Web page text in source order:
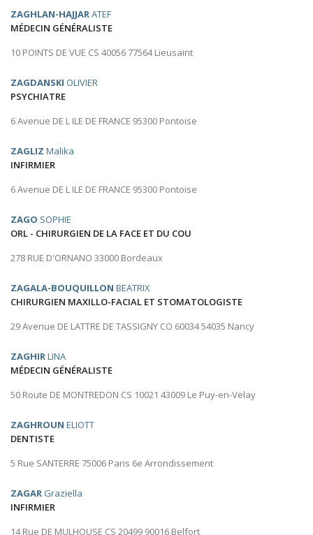
ZAGHLAN-HAJJARATEF
MÉDECIN GÉNÉRALISTE
10 POINTS DE VUE CS 40056 77564 Lieusaint
ZAGDANSKI OLIVIER
PSYCHIATRE
6 Avenue DE L ILE DE FRANCE 95300 Pontoise
ZAGLIZ Malika
INFIRMIER
6 Avenue DE L ILE DE FRANCE 95300 Pontoise
ZAGO SOPHIE
ORL - CHIRURGIEN DE LA FACE ET DU COU
278 RUE D'ORNANO 33000 Bordeaux
ZAGALA-BOUQUILLON BEATRIX
CHIRURGIEN MAXILLO-FACIAL ET STOMATOLOGISTE
29 Avenue DE LATTRE DE TASSIGNY CO 60034 54035 Nancy
ZAGHIRLINA
MÉDECIN GÉNÉRALISTE
50 Route DE MONTREDON CS 10021 43009 Le Puy-en-Velay
ZAGHROUN ELIOTT
DENTISTE
5 Rue SANTERRE 75006 Paris 6e Arrondissement
ZAGAR Graziella
INFIRMIER
14 Rue DE MULHOUSE CS 20499 90016 Belfort